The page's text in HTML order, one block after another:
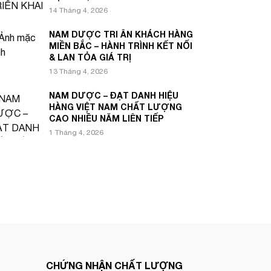
14 Tháng 4, 2026
NAM DƯỢC TRI ÂN KHÁCH HÀNG
MIỀN BẮC – HÀNH TRÌNH KẾT NỐI
& LAN TỎA GIÁ TRỊ
13 Tháng 4, 2026
NAM DƯỢC – ĐẠT DANH HIỆU
HÀNG VIỆT NAM CHẤT LƯỢNG
CAO NHIỀU NĂM LIÊN TIẾP
1 Tháng 4, 2026
CHỨNG NHẬN CHẤT LƯỢNG